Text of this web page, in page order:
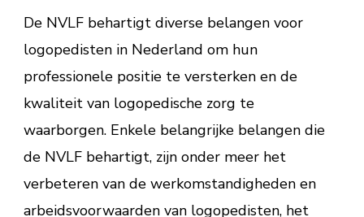
De NVLF behartigt diverse belangen voor
logopedisten in Nederland om hun
professionele positie te versterken en de
kwaliteit van logopedische zorg te
waarborgen. Enkele belangrijke belangen die
de NVLF behartigt, zijn onder meer het
verbeteren van de werkomstandigheden en
arbeidsvoorwaarden van logopedisten, het